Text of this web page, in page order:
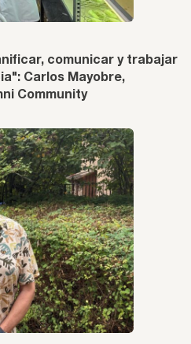
comunicar y trabajar
Carlos Mayobre,
Community